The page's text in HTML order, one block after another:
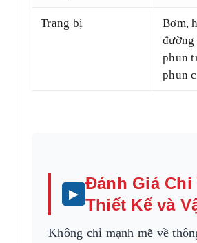
Trang bị
Bơm,
đường
phun
phun
Đánh Giá Chi
Thiết Kế và
Không chỉ mạnh mẽ về